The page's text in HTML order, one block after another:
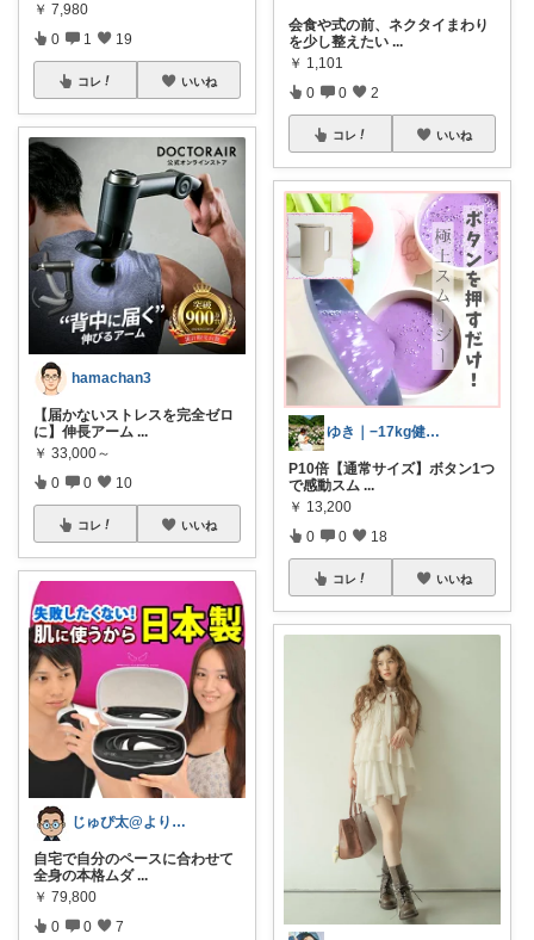
￥ 7,980
0 1 19
コレ いいね
hamachan3
【届かないストレスを完全ゼロ
に】伸長アーム ...
￥ 33,000～
0 0 10
コレ いいね
じゅぴ太@より良い暮らし
自宅で自分のペースに合わせて
全身の本格ムダ ...
￥ 79,800
0 0 7
会食や式の前、ネクタイまわり
を少し整えたい ...
￥ 1,101
0 0 2
コレ いいね
ゆき｜−17kg健康セレクトショップ
P10倍【通常サイズ】ボタン1つ
で感動スム ...
￥ 13,200
0 0 18
コレ いいね